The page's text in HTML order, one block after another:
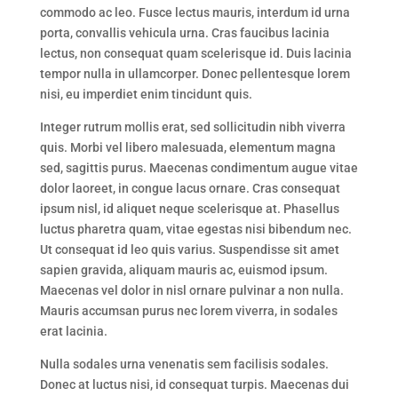
commodo ac leo. Fusce lectus mauris, interdum id urna
porta, convallis vehicula urna. Cras faucibus lacinia
lectus, non consequat quam scelerisque id. Duis lacinia
tempor nulla in ullamcorper. Donec pellentesque lorem
nisi, eu imperdiet enim tincidunt quis.
Integer rutrum mollis erat, sed sollicitudin nibh viverra
quis. Morbi vel libero malesuada, elementum magna
sed, sagittis purus. Maecenas condimentum augue vitae
dolor laoreet, in congue lacus ornare. Cras consequat
ipsum nisl, id aliquet neque scelerisque at. Phasellus
luctus pharetra quam, vitae egestas nisi bibendum nec.
Ut consequat id leo quis varius. Suspendisse sit amet
sapien gravida, aliquam mauris ac, euismod ipsum.
Maecenas vel dolor in nisl ornare pulvinar a non nulla.
Mauris accumsan purus nec lorem viverra, in sodales
erat lacinia.
Nulla sodales urna venenatis sem facilisis sodales.
Donec at luctus nisi, id consequat turpis. Maecenas dui